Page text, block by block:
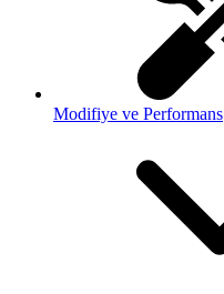
Modifiye ve Performans